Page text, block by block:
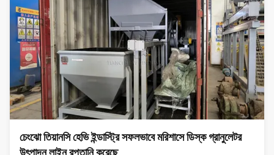
চেংঝো তিয়ানসি হেভি ইন্ডাস্ট্রি সফলভাবে মরিশাসে ডিস্ক গ্রানুলেটর